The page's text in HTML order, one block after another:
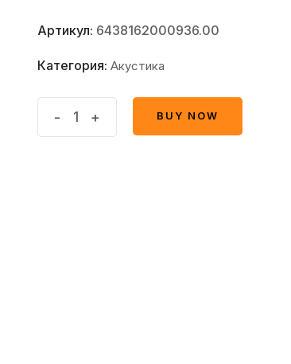
Артикул: 6438162000936.00
Категория: Акустика
- +
BUY NOW